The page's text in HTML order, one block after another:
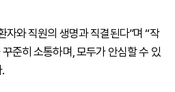
자와 직원의 생명과 직결된다”며 “작
준히 소통하며, 모두가 안심할 수 있